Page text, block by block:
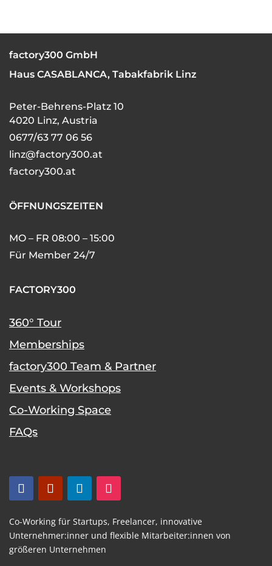
factory300 GmbH
Haus CASABLANCA, Tabakfabrik Linz
Peter-Behrens-Platz 10
4020 Linz, Austria
0677/63 77 06 56
linz@factory300.at
factory300.at
ÖFFNUNGSZEITEN
MO – FR 08:00 – 15:00
Für Member 24/7
FACTORY300
360° Tour
Memberships
factory300 Team & Partner
Events & Workshops
Co-Working Space
FAQs
Co-Working für Startups, Freelancer, innovative
Unternehmer:inner und flexible Mitarbeiter:innen von
größeren Unternehmen